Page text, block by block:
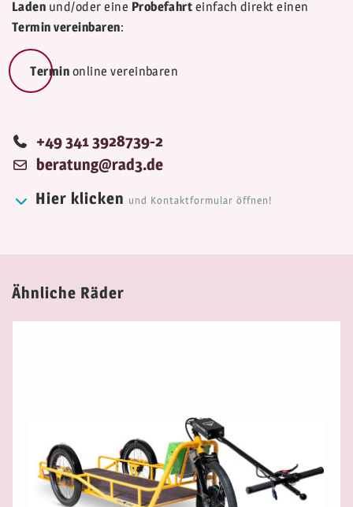
Laden und/oder eine Probefahrt einfach direkt einen
Termin vereinbaren:
Termin online vereinbaren
Telefonisch
+49 341 3928739-2
Email
beratung@rad3.de
Hier klicken und Kontaktformular öffnen!
Ähnliche Räder